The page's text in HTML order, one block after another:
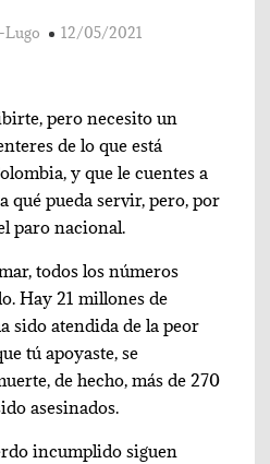
Lugo 12/05/2021
pero necesito un
de lo que está
y que le cuentes a
qué pueda servir, pero, por
paro nacional.
todos los números
Hay 21 millones de
sido atendida de la peor
tú apoyaste, se
de hecho, más de 270
asesinados.
incumplido siguen